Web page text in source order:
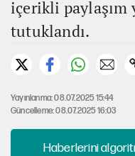
içerikli paylaşım
tutuklandı.
Yayınlanma: 08.07.2025 15:44
Güncelleme: 08.07.2025 16:03
Haberlerini